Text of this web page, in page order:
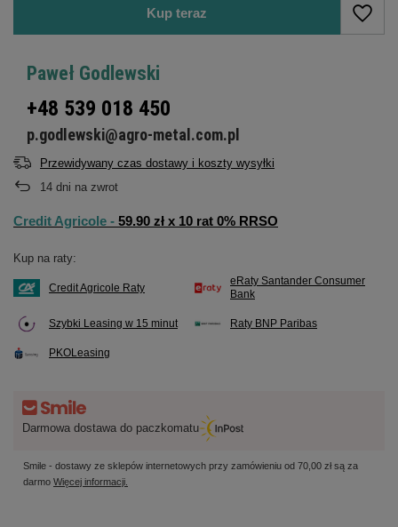
Kup teraz
Paweł Godlewski
+48 539 018 450
p.godlewski@agro-metal.com.pl
Przewidywany czas dostawy i koszty wysyłki
14 dni na zwrot
Credit Agricole - 59.90 zł x 10 rat 0% RRSO
Kup na raty:
Credit Agricole Raty
eRaty Santander Consumer
Bank
Szybki Leasing w 15 minut Raty BNP Paribas
PKOLeasing
Darmowa dostawa do paczkomatu
Smile - dostawy ze sklepów internetowych przy zamówieniu od 70,00 złsą za
darmo Więcej informacji.